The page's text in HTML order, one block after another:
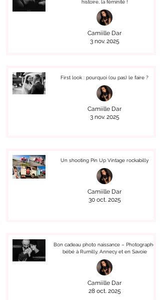
histoire, la féminité !
Camiille Dar
3 nov. 2025
First look : pourquoi (ou pas) le faire ?
Camiille Dar
3 nov. 2025
Un shooting Pin Up Vintage rockabilly
Camiille Dar
30 oct. 2025
Bon cadeau photo naissance – Photographe
bébé à Rumilly, Annecy et en Savoie
Camiille Dar
28 oct. 2025